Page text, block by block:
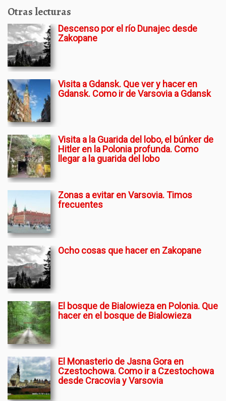
Otras lecturas
Descenso por el río Dunajec desde
Zakopane
Visita a Gdansk. Que ver y hacer en
Gdansk. Como ir de Varsovia a Gdansk
Visita a la Guarida del lobo, el búnker de
Hitler en la Polonia profunda. Como
llegar a la guarida del lobo
Zonas a evitar en Varsovia. Timos
frecuentes
Ocho cosas que hacer en Zakopane
El bosque de Bialowieza en Polonia. Que
hacer en el bosque de Bialowieza
El Monasterio de Jasna Gora en
Czestochowa. Como ir a Czestochowa
desde Cracovia y Varsovia